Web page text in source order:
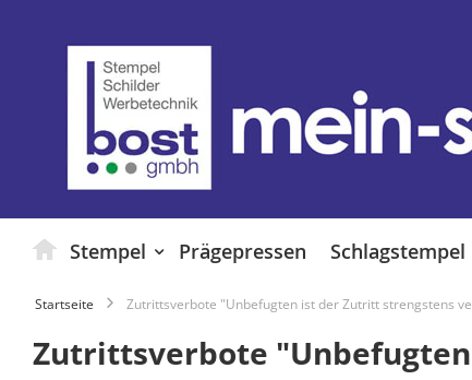
Stempel Prägepressen Schlagstempel
Startseite Zutrittsverbote "Unbefugten ist der Zutritt strengstens
Zutrittsverbote